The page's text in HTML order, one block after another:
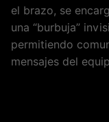
el brazo, se
una “burbuja”
permitiendo
mensajes del